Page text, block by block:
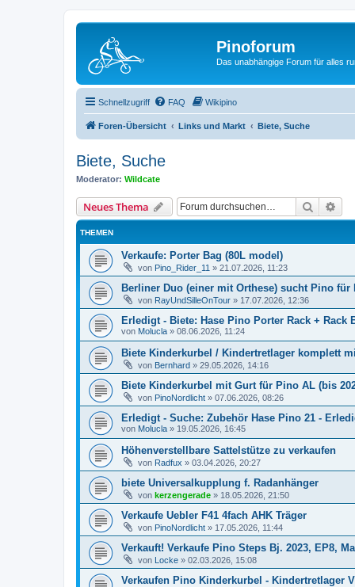
Pinoforum
Das unabhängige Forum für alles
Schnellzugriff FAQ Wikipino
Foren-Übersicht Links und Markt Biete, Suche
Biete, Suche
Moderator: Wildcate
Neues Thema Suche
THEMEN
Verkaufe: Porter Bag (80L model)
von Pino_Rider_11 » 21.07.2026, 11:23
Berliner Duo (einer mit Orthese) sucht Pino für
von RayUndSilleOnTour » 17.07.2026, 12:36
Erledigt - Biete: Hase Pino Porter Rack + Rack
von Molucla » 08.06.2026, 11:24
Biete Kinderkurbel / Kindertretlager komplett
von Bernhard » 29.05.2026, 14:16
Biete Kinderkurbel mit Gurt für Pino AL (bis
von PinoNordlicht » 07.06.2026, 08:26
Erledigt - Suche: Zubehör Hase Pino 21 -
von Molucla » 19.05.2026, 16:45
Höhenverstellbare Sattelstütze zu verkaufen
von Radfux » 03.04.2026, 20:27
biete Universalkupplung f. Radanhänger
von kerzengerade » 18.05.2026, 21:50
Verkaufe Uebler F41 4fach AHK Träger
von PinoNordlicht » 17.05.2026, 11:44
Verkauft! Verkaufe Pino Steps Bj. 2023, EP8,
von Locke » 02.03.2026, 15:08
Verkaufen Pino Kinderkurbel - Kindertretlager